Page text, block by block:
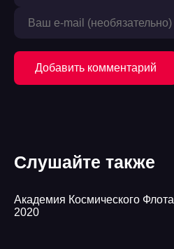
Добавить комментарий
Слушайте также
2020